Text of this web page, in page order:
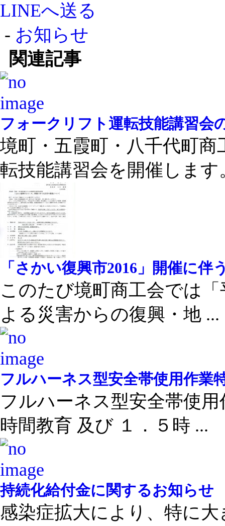
LINEへ送る
- お知らせ
関連記事
フォークリフト運転技能講習会
境町・五霞町・八千代町
転技能講習会を開催します
「さかい復興市2016」開催に
このたび境町商工会では
よる災害からの復興・地 ...
フルハーネス型安全帯使用作業
フルハーネス型安全帯使
時間教育 及び １．５時 ...
持続化給付金に関するお知らせ
感染症拡大により、特に